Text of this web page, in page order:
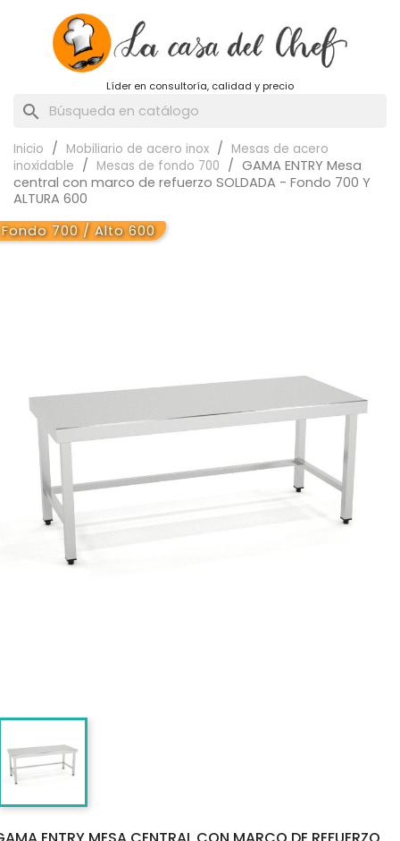
Líder en consultoría, calidad y precio
search
Inicio Mobiliario de acero inox
Mesas de acero
inoxidable
Mesas de fondo 700
GAMA ENTRY Mesa
central con marco de refuerzo SOLDADA - Fondo 700 Y
ALTURA 600
Fondo 700 / Alto 600